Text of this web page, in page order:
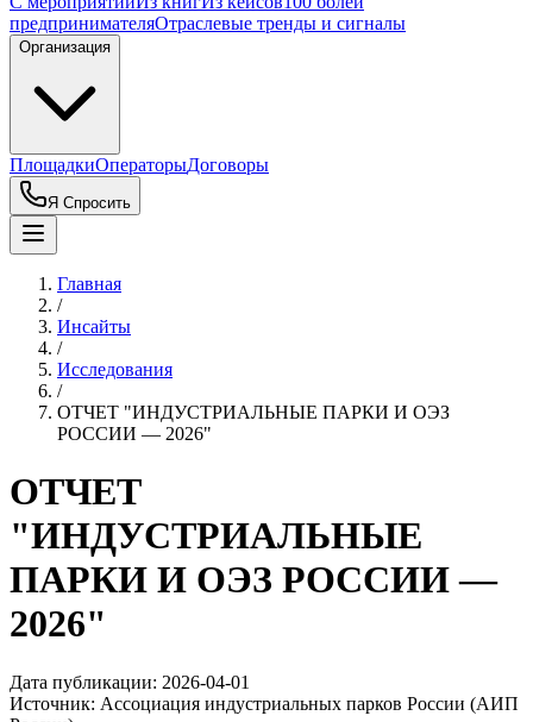
предпринимателяОтраслевые тренды и сигналы
Организация
ПлощадкиОператорыДоговоры
Я Спросить
Главная
/
Инсайты
/
Исследования
/
ОТЧЕТ "ИНДУСТРИАЛЬНЫЕ ПАРКИ И ОЭЗ
РОССИИ — 2026"
ОТЧЕТ
"ИНДУСТРИАЛЬНЫЕ
ПАРКИ И ОЭЗ РОССИИ —
2026"
Дата публикации: 2026-04-01
Источник: Ассоциация индустриальных парков России (АИП